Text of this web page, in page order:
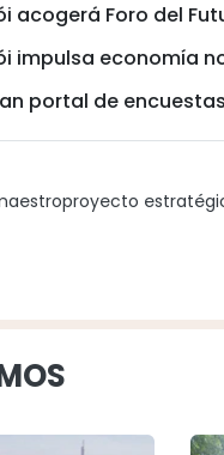
acogerá Foro del
impulsa economía
portal de
proyecto